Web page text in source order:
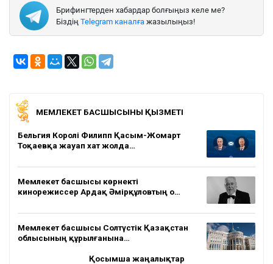
Брифингтерден хабардар болғыңыз келе ме?
Біздің Telegram каналға жазылыңыз!
МЕМЛЕКЕТ БАСШЫСЫНЫҢ ҚЫЗМЕТІ
Бельгия Королі Филипп Қасым-Жомарт
Тоқаевқа жауап хат жолда…
Мемлекет басшысы көрнекті
кинорежиссер Ардақ Әмірқұловтың о…
Мемлекет басшысы Солтүстік Қазақстан
облысының құрылғанына…
Қосымша жаңалықтар